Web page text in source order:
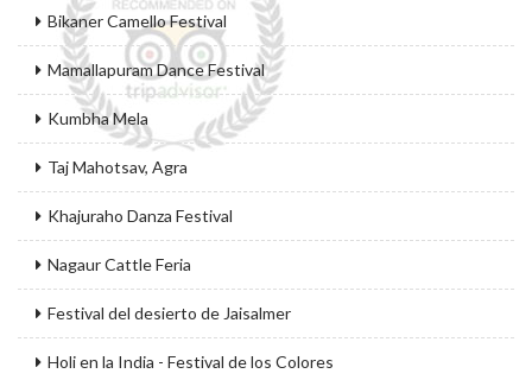
Bikaner Camello Festival
Mamallapuram Dance Festival
Kumbha Mela
Taj Mahotsav, Agra
Khajuraho Danza Festival
Nagaur Cattle Feria
Festival del desierto de Jaisalmer
Holi en la India - Festival de los Colores